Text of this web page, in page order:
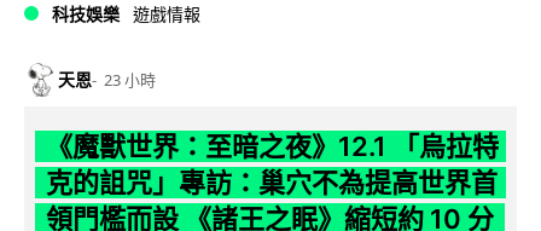
科技娛樂 遊戲情報
天恩 23 小時
《魔獸世界：至暗之夜》12.1 「烏拉特
克的詛咒」專訪：巢穴不為提高世界首
領門檻而設 《諸王之眠》縮短約 10 分